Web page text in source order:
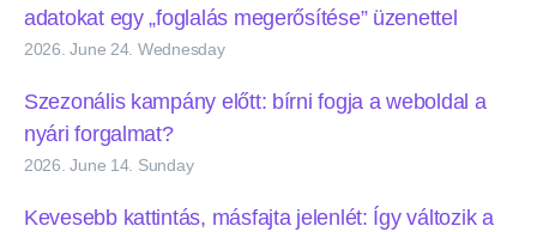
adatokat egy „foglalás megerősítése” üzenettel
2026. June 24. Wednesday
Szezonális kampány előtt: bírni fogja a weboldal a
nyári forgalmat?
2026. June 14. Sunday
Kevesebb kattintás, másfajta jelenlét: Így változik a